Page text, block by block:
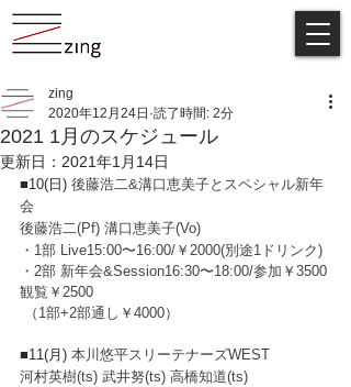
2021 1月のスケジュール
zing
2020年12月24日 読了時間: 2分
更新日： 2021年1月14日
■10(日) 後藤浩二&溝口恵美子とスペシャル新年
会
後藤浩二(Pf) 溝口恵美子(Vo)
・1部 Live15:00〜16:00/￥2000(別途1ドリンク)
・2部 新年会&Session16:30〜18:00/参加￥3500
観覧￥2500
（1部+2部通し￥4000）
■11(月) 本川悠平スリーテナーズWEST
河村英樹(ts) 武井努(ts) 高橋知道(ts)